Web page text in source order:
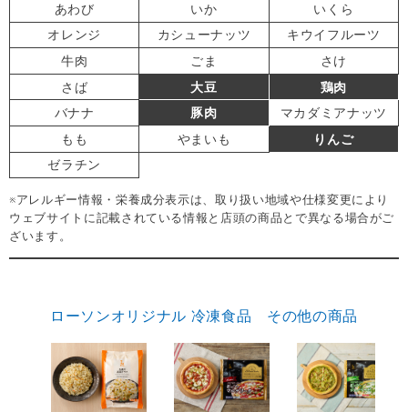
あわび
いか
いくら
オレンジ
カシューナッツ
キウイフルーツ
牛肉
ごま
さけ
さば
大豆
鶏肉
バナナ
豚肉
マカダミアナッツ
もも
やまいも
りんご
ゼラチン
※アレルギー情報・栄養成分表示は、取り扱い地域や仕様変更により
ウェブサイトに記載されている情報と店頭の商品とで異なる場合がご
ざいます。
ローソンオリジナル 冷凍食品 その他の商品